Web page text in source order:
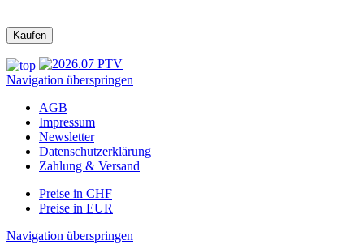
Navigation überspringen
AGB
Impressum
Newsletter
Datenschutzerklärung
Zahlung & Versand
Preise in CHF
Preise in EUR
Navigation überspringen